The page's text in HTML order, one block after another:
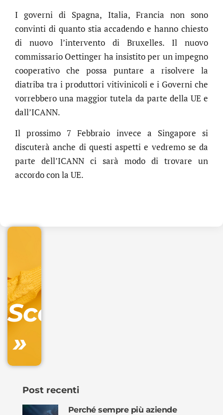
I governi di Spagna, Italia, Francia non sono
convinti di quanto stia accadendo e hanno chiesto
di nuovo l’intervento di Bruxelles. Il nuovo
commissario Oettinger ha insistito per un impegno
cooperativo che possa puntare a risolvere la
diatriba tra i produttori vitivinicoli e i Governi che
vorrebbero una maggior tutela da parte della UE e
dall’ICANN.
Il prossimo 7 Febbraio invece a Singapore si
discuterà anche di questi aspetti e vedremo se da
parte dell’ICANN ci sarà modo di trovare un
accordo con la UE.
Scopri
»
Post recenti
Perché sempre più aziende